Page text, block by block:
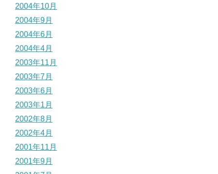
2004年10月
2004年9月
2004年6月
2004年4月
2003年11月
2003年7月
2003年6月
2003年1月
2002年8月
2002年4月
2001年11月
2001年9月